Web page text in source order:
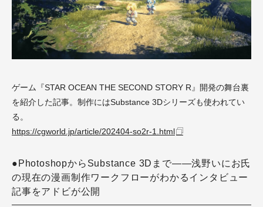
ゲーム『STAR OCEAN THE SECOND STORY R』開発の舞台裏
を紹介した記事。制作にはSubstance 3Dシリーズも使われてい
る。
https://cgworld.jp/article/202404-so2r-1.html
●PhotoshopからSubstance 3Dまで――浅野いにお氏
の現在の漫画制作ワークフローがわかるインタビュー
記事をアドビが公開